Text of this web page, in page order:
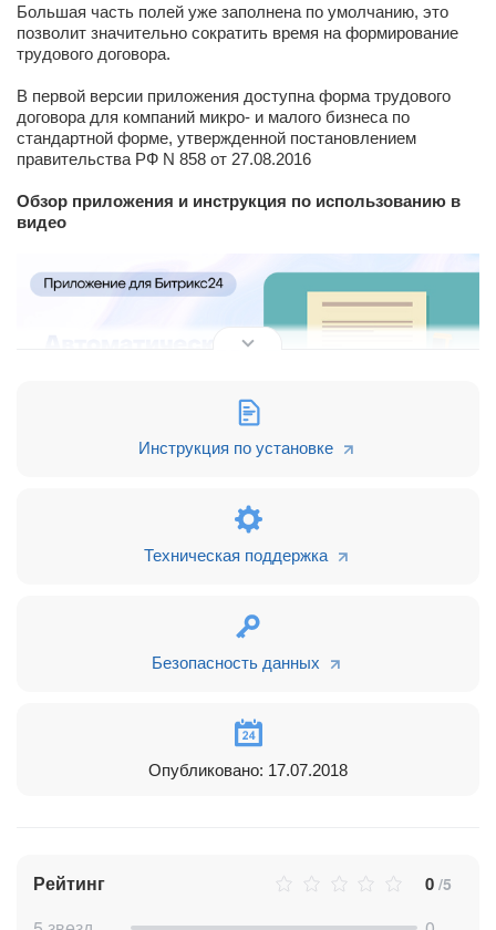
Большая часть полей уже заполнена по умолчанию, это
позволит значительно сократить время на формирование
трудового договора.
В первой версии приложения доступна форма трудового
договора для компаний микро- и малого бизнеса по
стандартной форме, утвержденной постановлением
правительства РФ N 858 от 27.08.2016
Обзор приложения и инструкция по использованию в
видео
Попробуйте другие наши приложения
Инструкция по установке
Техническая поддержка
Безопасность данных
Опубликовано: 17.07.2018
Рейтинг 0 /5